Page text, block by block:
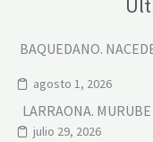
BAQUEDANO.
agosto 1, 2026
LARRAONA.
julio 29, 2026